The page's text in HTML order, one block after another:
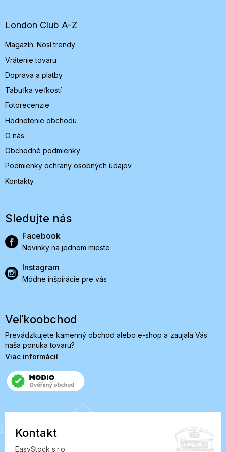
e
London Club A-Z
Magazín: Nosí trendy
Vrátenie tovaru
Doprava a platby
Tabuľka veľkostí
Fotorecenzie
Hodnotenie obchodu
O nás
Obchodné podmienky
Podmienky ochrany osobných údajov
Kontakty
Sledujte nás
Facebook
Novinky na jednom mieste
Instagram
Módne inšpirácie pre vás
Veľkoobchod
Prevádzkujete kamenný obchod alebo e-shop a zaujala Vás
naša ponuka tovaru?
Viac informácií
Kontakt
EasyStock s.r.o.